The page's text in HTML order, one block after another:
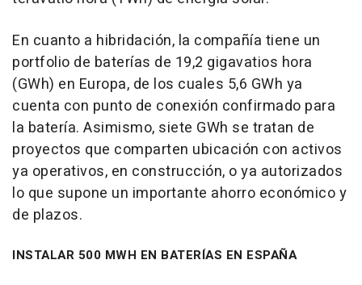
En cuanto a hibridación, la compañía tiene un
portfolio de baterías de 19,2 gigavatios hora
(GWh) en Europa, de los cuales 5,6 GWh ya
cuenta con punto de conexión confirmado para
la batería. Asimismo, siete GWh se tratan de
proyectos que comparten ubicación con activos
ya operativos, en construcción, o ya autorizados
lo que supone un importante ahorro económico y
de plazos.
INSTALAR 500 MWH EN BATERÍAS EN ESPAÑA